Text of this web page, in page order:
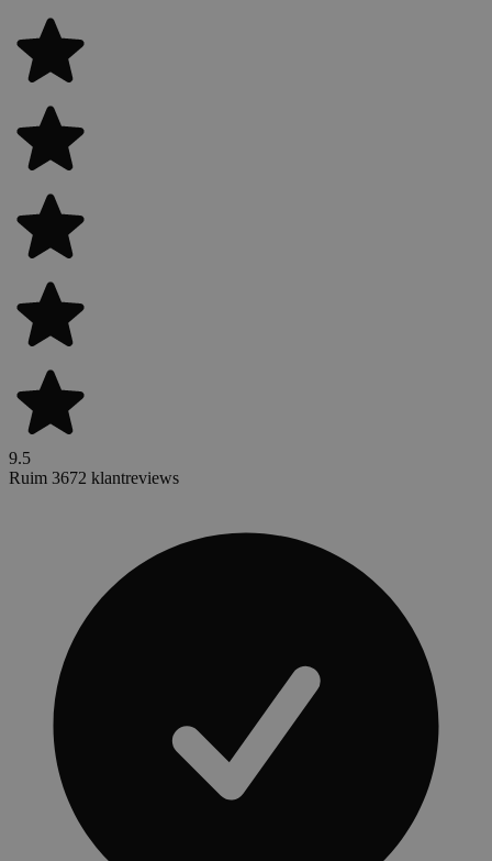
9.5
Ruim 3672 klantreviews